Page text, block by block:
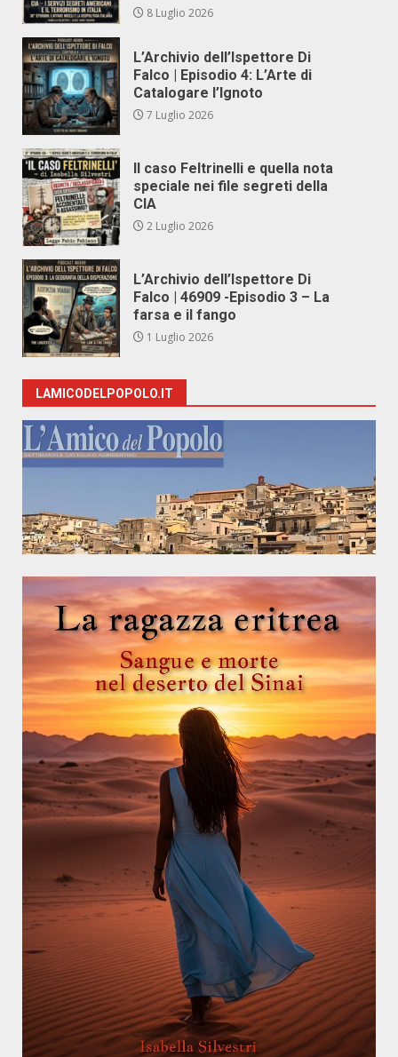
8 Luglio 2026
L’Archivio dell’Ispettore Di
Falco | Episodio 4: L’Arte di
Catalogare l’Ignoto
7 Luglio 2026
Il caso Feltrinelli e quella nota
speciale nei file segreti della
CIA
2 Luglio 2026
L’Archivio dell’Ispettore Di
Falco | 46909 -Episodio 3 – La
farsa e il fango
1 Luglio 2026
LAMICODELPOPOLO.IT